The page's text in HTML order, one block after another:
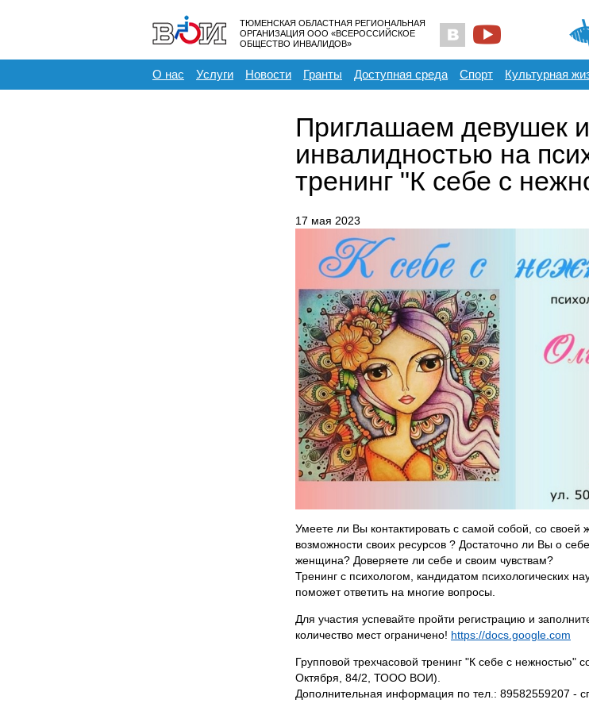
ТЮМЕНСКАЯ ОБЛАСТНАЯ РЕГИОНАЛЬНАЯ
ОРГАНИЗАЦИЯ ООО «ВСЕРОССИЙСКОЕ
ОБЩЕСТВО ИНВАЛИДОВ»
О нас Услуги Новости Гранты Доступная среда Спорт Культурная
Приглашаем девушек
инвалидностью на
тренинг "К себе с
17 мая 2023
Умеете ли Вы контактировать с самой собой, со своей
возможности своих ресурсов ? Достаточно ли Вы о
женщина? Доверяете ли себе и своим чувствам?
Тренинг с психологом, кандидатом психологических
поможет ответить на многие вопросы.
Для участия успевайте пройти регистрацию и
количество мест ограничено! https://docs.google.com
Групповой трехчасовой тренинг "К себе с нежностью"
Октября, 84/2, ТООО ВОИ).
Дополнительная информация по тел.: 89582559207